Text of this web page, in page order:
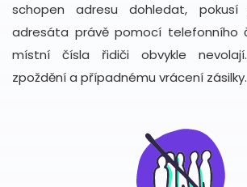
schopen adresu dohledat,
adresáta právě pomocí telefonního
místní čísla řidiči obvykle
zpoždění a případnému vrácení zásilky.